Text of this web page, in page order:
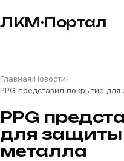
ЛКМ·Портал
Главная›Новости›
PPG представил покрытие
PPG
для
металла